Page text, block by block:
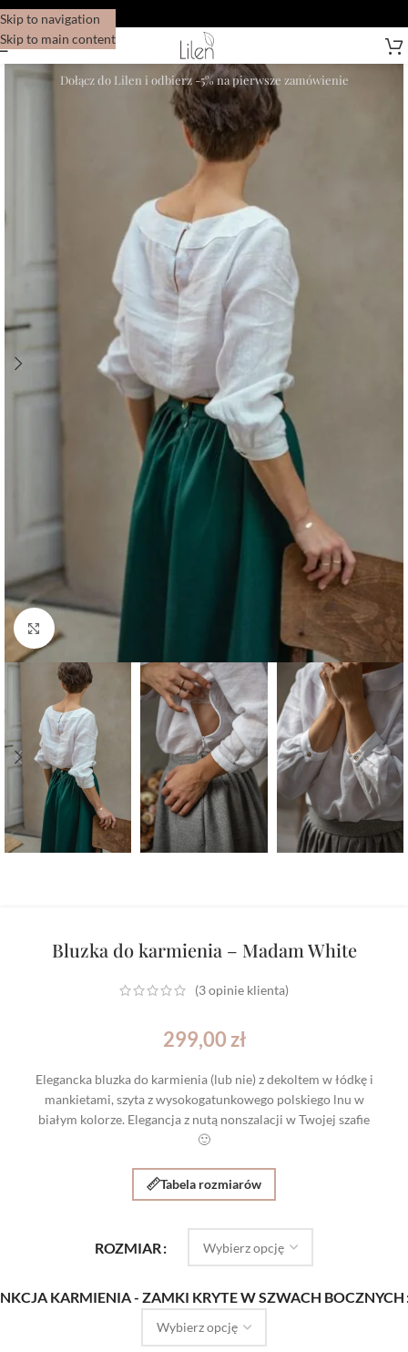
Skip to navigation
Skip to main content
Dołącz do Lilen i odbierz -5% na pierwsze zamówienie
Click to enlarge
Bluzka do karmienia – Madam White
(3opinie klienta)
299,00zł
Elegancka bluzka do karmienia (lub nie) z dekoltem w łódkę i
mankietami, szyta z wysokogatunkowego polskiego lnu w
białym kolorze. Elegancja z nutą nonszalacji w Twojej szafie
🙂
Tabela rozmiarów
ROZMIAR
KARMIENIA - ZAMKI KRYTE W SZWACH BOCZNYCH